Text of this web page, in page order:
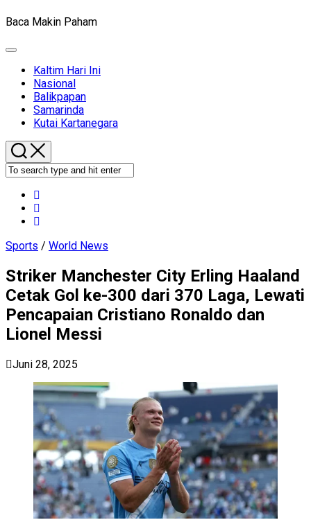
Baca Makin Paham
Expand
Kaltim Hari Ini
Nasional
Balikpapan
Samarinda
Kutai Kartanegara
Sports / World News
Striker Manchester City Erling Haaland
Cetak Gol ke-300 dari 370 Laga, Lewati
Pencapaian Cristiano Ronaldo dan
Lionel Messi
Juni 28, 2025